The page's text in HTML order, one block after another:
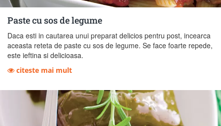
Paste cu sos de legume
Daca esti in cautarea unui preparat delicios pentru post, incearca
aceasta reteta de paste cu sos de legume. Se face foarte repede,
este ieftina si delicioasa.
citeste mai mult